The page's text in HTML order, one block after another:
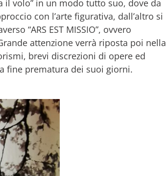
il volo” in un modo tutto suo, dove da
con l’arte figurativa, dall’altro si
“ARS EST MISSIO”, ovvero
attenzione verrà riposta poi nella
brevi discrezioni di opere ed
fine prematura dei suoi giorni.